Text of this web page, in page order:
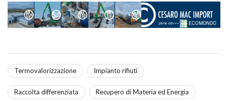
Termovalorizzazione Impianto rifiuti
Raccolta differenziata Recupero di Materia ed Energia